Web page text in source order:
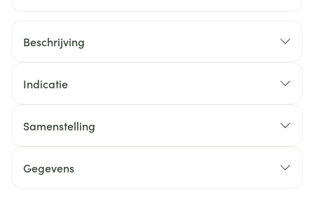
Beschrijving
Indicatie
Samenstelling
Gegevens